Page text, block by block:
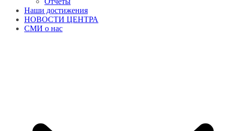
Наши достижения
НОВОСТИ ЦЕНТРА
СМИ о нас